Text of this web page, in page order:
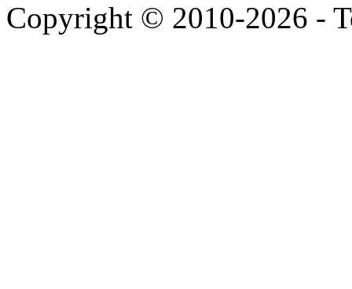
Copyright © 2010-2026 -